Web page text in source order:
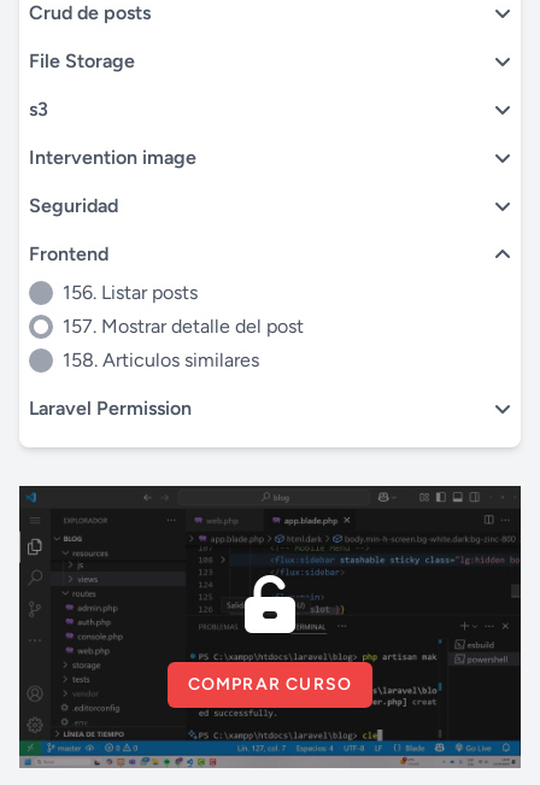
COMPRAR CURSO
Crud de posts
File Storage
s3
Intervention image
Seguridad
Frontend
156. Listar posts
157. Mostrar detalle del post
158. Articulos similares
Laravel Permission